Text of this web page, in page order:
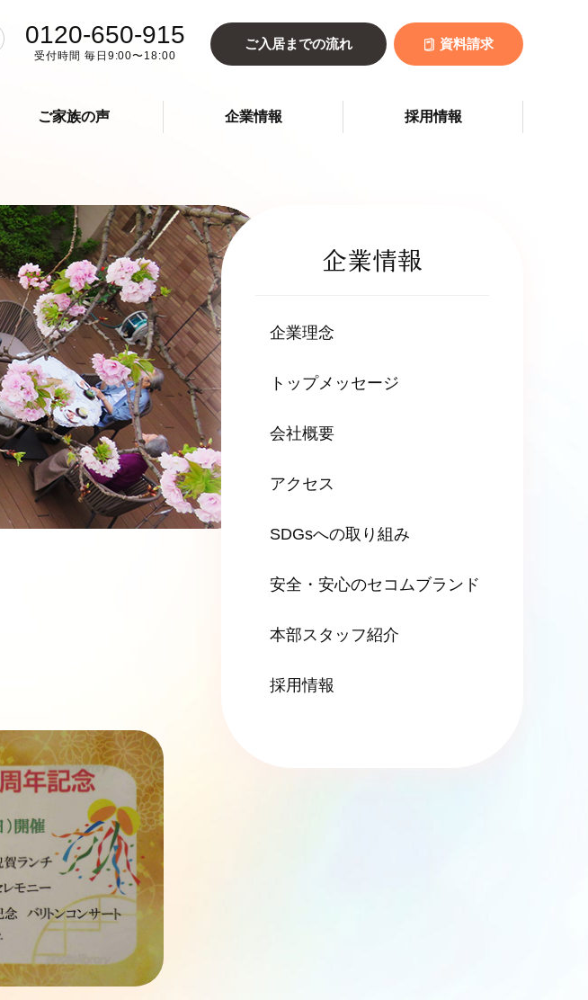
0120-650-915
受付時間 毎日9:00〜18:00
ご入居までの流れ 資料請求
ご家族の声 企業情報 採用情報
企業情報
企業理念
トップメッセージ
会社概要
アクセス
SDGsへの取り組み
安全・安心のセコムブランド
本部スタッフ紹介
採用情報